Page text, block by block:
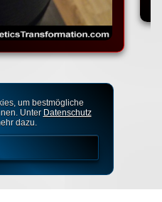
um bestmögliche
Unter Datenschutz
dazu.